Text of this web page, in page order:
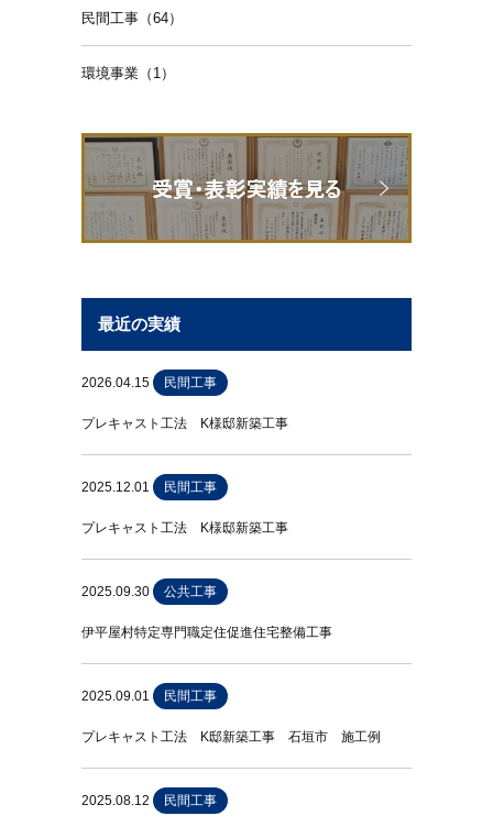
民間工事（64）
環境事業（1）
最近の実績
2026.04.15 民間工事
プレキャスト工法 K様邸新築工事
2025.12.01 民間工事
プレキャスト工法 K様邸新築工事
2025.09.30 公共工事
伊平屋村特定専門職定住促進住宅整備工事
2025.09.01 民間工事
プレキャスト工法 K邸新築工事 石垣市 施工例
2025.08.12 民間工事